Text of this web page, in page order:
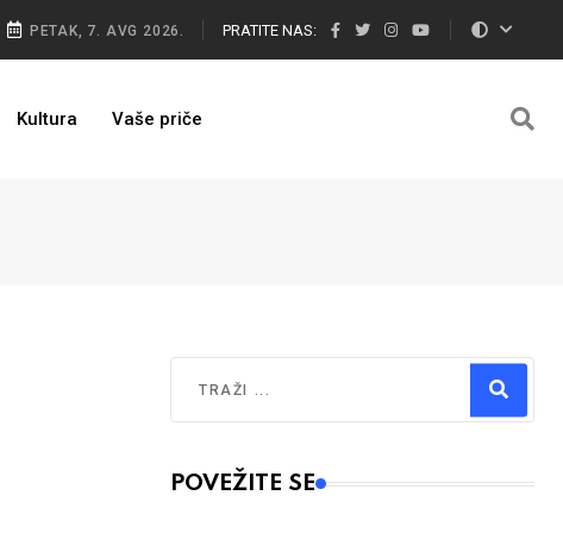
PETAK, 7. AVG 2026. PRATITE NAS:
Kultura Vaše priče
Type 2 or more characters for results.
POVEŽITE SE